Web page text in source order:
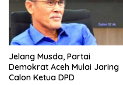
Jelang Musda, Partai
Demokrat Aceh Mulai Jaring
Calon Ketua DPD